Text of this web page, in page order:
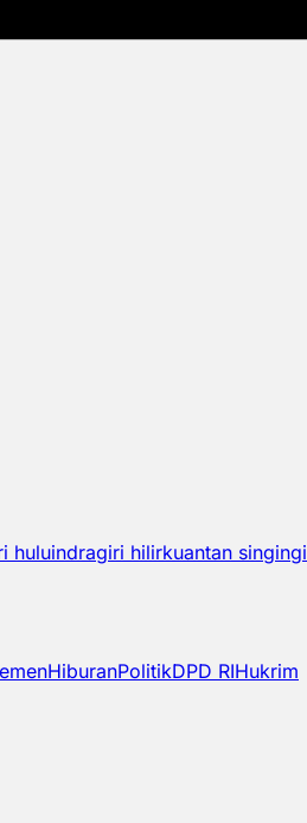
huluindragiri hilirkuantan singingi
HiburanPolitikDPD RIHukrim